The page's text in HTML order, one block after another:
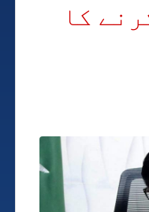
کا